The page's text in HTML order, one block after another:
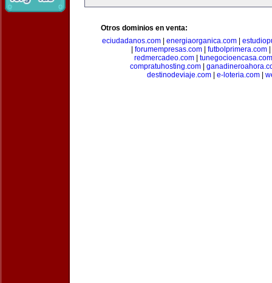
Otros dominios en venta:
eciudadanos.com| energiaorganica.com|
forumempresas.com futbolprimera.com
redmercadeo.com| tunegocioencasa.com
compratuhosting.com|
destinodeviaje.com
e-loteria.com